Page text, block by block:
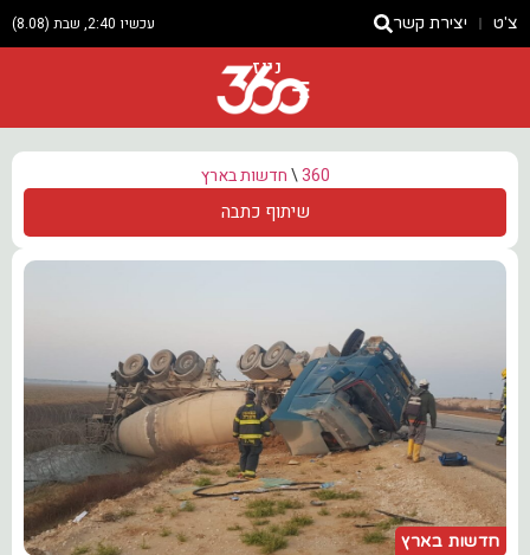
צ'ט יצירת קשר עכשיו 2:40, שבת (8.08)
ניוז
360
\חדשות בארץ
שיתוף כתבה
חדשות בארץ